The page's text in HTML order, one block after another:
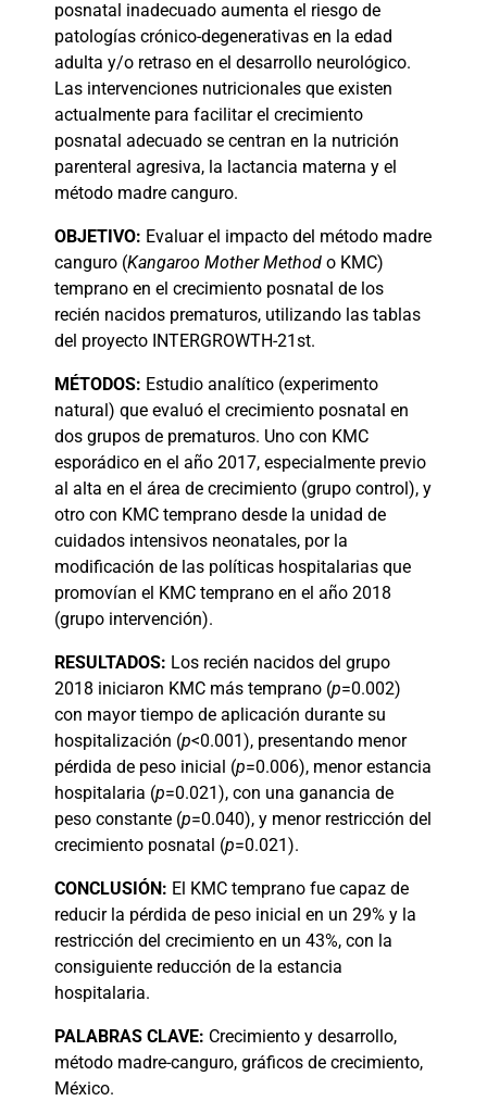
posnatal inadecuado aumenta el riesgo de
patologías crónico-degenerativas en la edad
adulta y/o retraso en el desarrollo neurológico.
Las intervenciones nutricionales que existen
actualmente para facilitar el crecimiento
posnatal adecuado se centran en la nutrición
parenteral agresiva, la lactancia materna y el
método madre canguro.
OBJETIVO: Evaluar el impacto del método madre
canguro (Kangaroo Mother Method o KMC)
temprano en el crecimiento posnatal de los
recién nacidos prematuros, utilizando las tablas
del proyecto INTERGROWTH-21st.
MÉTODOS: Estudio analítico (experimento
natural) que evaluó el crecimiento posnatal en
dos grupos de prematuros. Uno con KMC
esporádico en el año 2017, especialmente previo
al alta en el área de crecimiento (grupo control), y
otro con KMC temprano desde la unidad de
cuidados intensivos neonatales, por la
modificación de las políticas hospitalarias que
promovían el KMC temprano en el año 2018
(grupo intervención).
RESULTADOS: Los recién nacidos del grupo
2018 iniciaron KMC más temprano (p=0.002)
con mayor tiempo de aplicación durante su
hospitalización (p<0.001), presentando menor
pérdida de peso inicial (p=0.006), menor estancia
hospitalaria (p=0.021), con una ganancia de
peso constante (p=0.040), y menor restricción del
crecimiento posnatal (p=0.021).
CONCLUSIÓN: El KMC temprano fue capaz de
reducir la pérdida de peso inicial en un 29% y la
restricción del crecimiento en un 43%, con la
consiguiente reducción de la estancia
hospitalaria.
PALABRAS CLAVE: Crecimiento y desarrollo,
método madre-canguro, gráficos de crecimiento,
México.